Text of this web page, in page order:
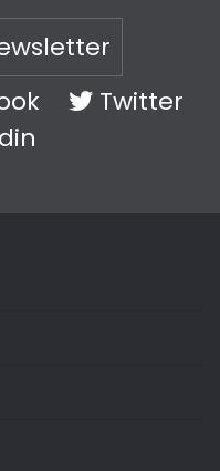
Twitter